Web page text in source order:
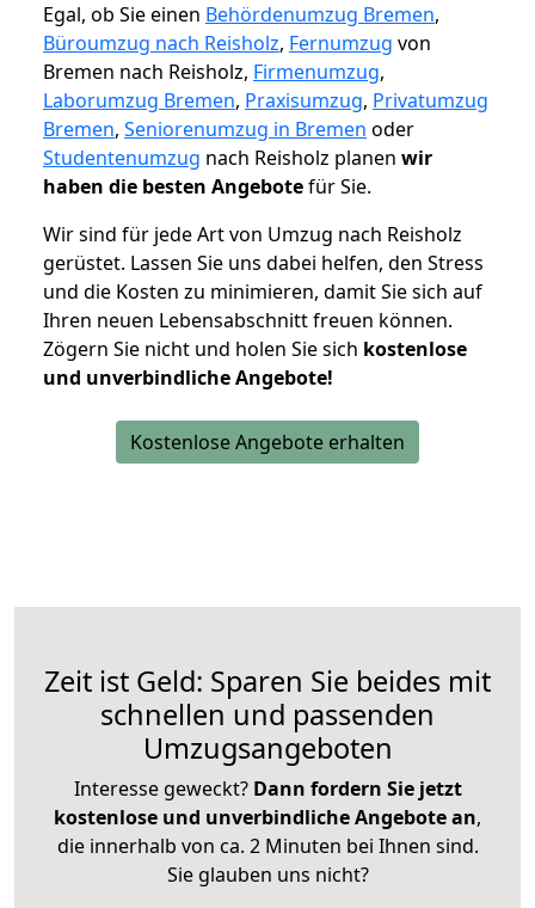
Egal, ob Sie einen Behördenumzug Bremen,
Büroumzug nach Reisholz, Fernumzug von
Bremen nach Reisholz, Firmenumzug,
Laborumzug Bremen, Praxisumzug, Privatumzug
Bremen, Seniorenumzug in Bremen oder
Studentenumzug nach Reisholz planen wir
haben die besten Angebotefür Sie.
Wir sind für jede Art von Umzug nach Reisholz
gerüstet. Lassen Sie uns dabei helfen, den Stress
und die Kosten zu minimieren, damit Sie sich auf
Ihren neuen Lebensabschnitt freuen können.
Zögern Sie nicht und holen Sie sich kostenlose
und unverbindliche Angebote!
Kostenlose Angebote erhalten
Zeit ist Geld: Sparen Sie beides mit
schnellen und passenden
Umzugsangeboten
Interesse geweckt? Dann fordern Sie jetzt
kostenlose und unverbindliche Angebote an,
die innerhalb von ca. 2 Minuten bei Ihnen sind.
Sie glauben uns nicht?